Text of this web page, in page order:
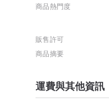
商品熱門度
販售許可
商品摘要
運費與其他資訊